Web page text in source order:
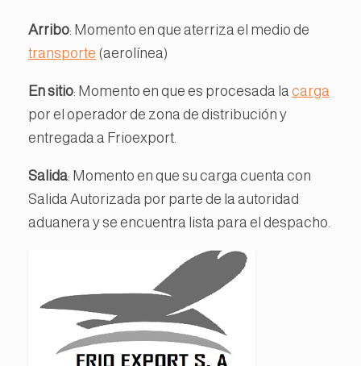
Arribo: Momento en que aterriza el medio de
transporte (aerolínea)
En sitio: Momento en que es procesada la carga
por el operador de zona de distribución y
entregada a Frioexport.
Salida: Momento en que su carga cuenta con
Salida Autorizada por parte de la autoridad
aduanera y se encuentra lista para el despacho.